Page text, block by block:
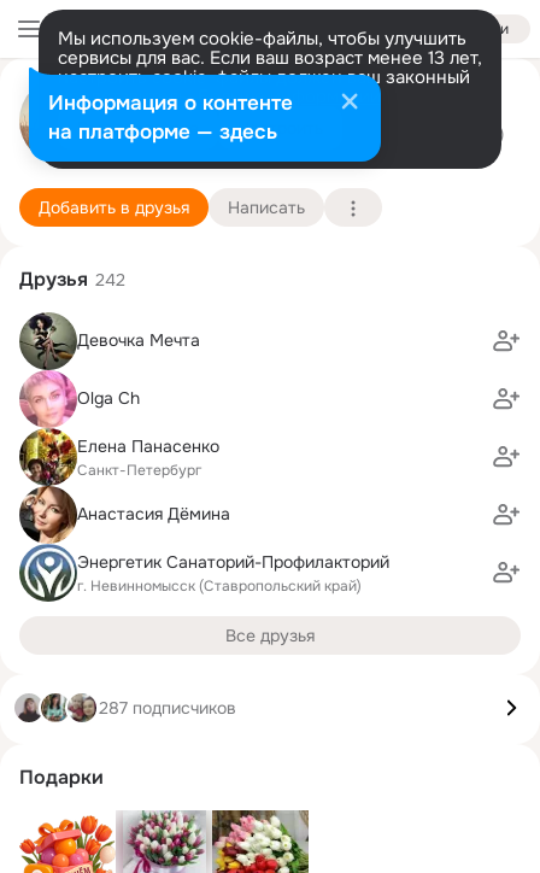
Войти
Мы используем cookie-файлы, чтобы улучшить
сервисы для вас. Если ваш возраст менее 13 лет,
настроить cookie-файлы должен ваш законный
представитель. Больше информации
Разрешить все Настроить
Ташка Стешенко (Северинова)
г. Невинномысск (Ставропольский край)
27 декабря (37 лет)
гимназия 10 ЛИК
Подробнее
Добавить в друзья Написать
Друзья 242
Девочка Мечта
Olga Ch
Елена Панасенко
Санкт-Петербург
Анастасия Дёмина
Энергетик Санаторий-Профилакторий
г. Невинномысск (Ставропольский край)
Все друзья
287 подписчиков
Подарки
Информация о контенте
на платформе — здесь